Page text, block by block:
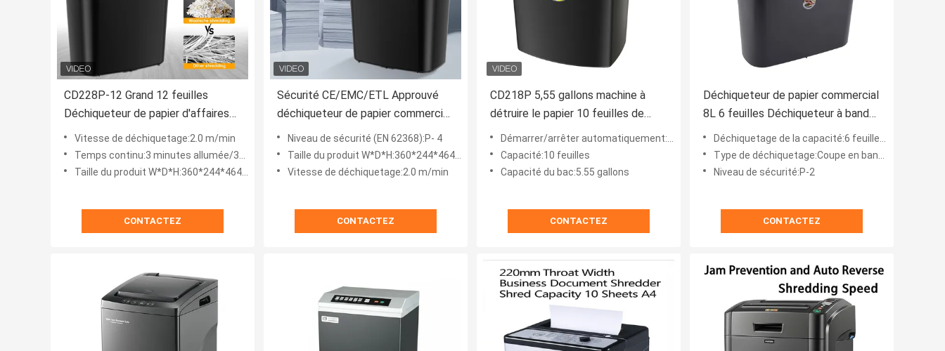
CD228P-12 Grand 12 feuilles
Déchiqueteur de papier d'affaires
Machines de déchiqueteur
commerciales 25L
Vitesse de déchiquetage:2.0 m/min
Temps continu:3 minutes allumée/30 minutes éteinte
Taille du produit W*D*H:360*244*464 mm
CONTACTEZ
Sécurité CE/EMC/ETL Approuvé
déchiqueteur de papier commercial
lourd CD228P-12 avec poubelle de
25L
Niveau de sécurité (EN 62368):P- 4
Taille du produit W*D*H:360*244*464 mm
Vitesse de déchiquetage:2.0 m/min
CONTACTEZ
CD218P 5,55 gallons machine à
détruire le papier 10 feuilles de
papier déchiqueteuse avec
protection contre la surcharge
inverse
Démarrer/arrêter automatiquement:- Oui, oui.
Capacité:10 feuilles
Capacité du bac:5.55 gallons
CONTACTEZ
Déchiqueteur de papier commercial
8L 6 feuilles Déchiqueteur à bande
coupée Sécurité niveau 2 S636B
Déchiquetage de la capacité:6 feuilles de papier 80G
Type de déchiquetage:Coupe en bande
Niveau de sécurité:P-2
CONTACTEZ